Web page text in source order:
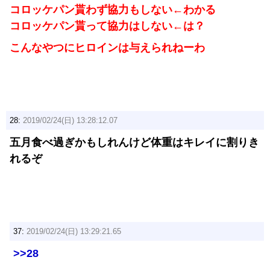
コロッケパン貰わず協力もしない←わかる
コロッケパン貰って協力はしない←は？
こんなやつにヒロインは与えられねーわ
28: 2019/02/24(日) 13:28:12.07
五月食べ過ぎかもしれんけど体重はキレイに割りき
れるぞ
37: 2019/02/24(日) 13:29:21.65
>>28